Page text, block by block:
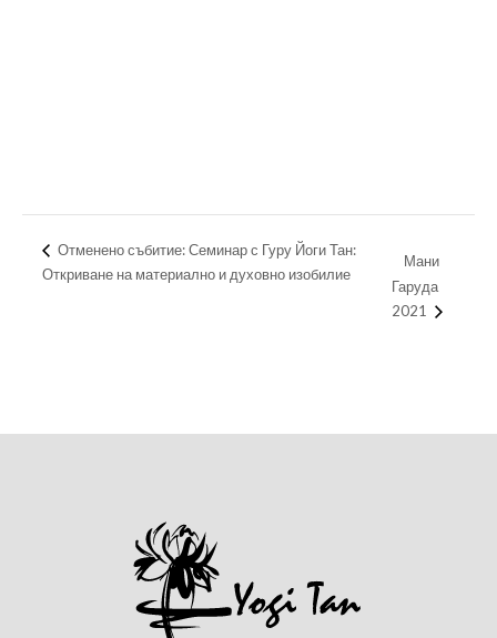
Отменено събитие: Семинар с Гуру Йоги Тан:
Откриване на материално и духовно изобилие
Мани
Гаруда
2021